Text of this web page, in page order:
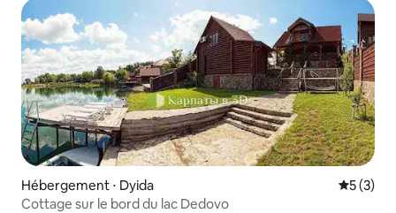
Hébergement ⋅ Dyida
5 (3)
Cottage sur le bord du lac Dedovo